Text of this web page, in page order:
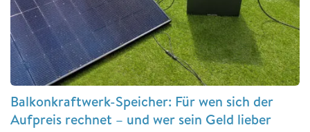
Balkonkraftwerk-Speicher: Für wen sich der
Aufpreis rechnet – und wer sein Geld lieber